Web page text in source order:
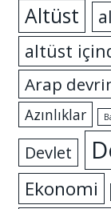
Altüst
altüst
Arap
Azınlıklar
Devlet
Ekonomi